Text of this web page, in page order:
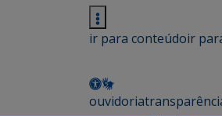
ir para conteúdoir
ouvidoria